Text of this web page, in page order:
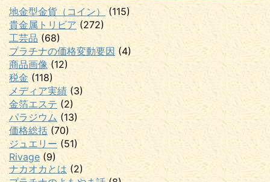
地金型金貨（コイン） (115)
貴金属トリビア(272)
工芸品(68)
プラチナの価格変動要因 (4)
商品画像(12)
税金 (118)
メディア実績(3)
金箔エステ (2)
パラジウム(13)
価格総括 (70)
ジュエリー(51)
Rivage(9)
ナカオカとは (2)